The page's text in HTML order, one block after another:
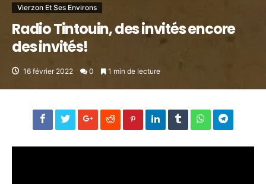
Vierzon Et Ses Environs
Radio Tintouin, des invités encore
des invités!
16 février 2022 0 1 min de lecture